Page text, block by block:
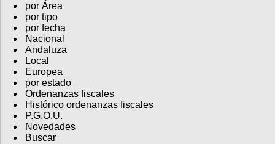
por Área
por tipo
por fecha
Nacional
Andaluza
Local
Europea
por estado
Ordenanzas fiscales
Histórico ordenanzas fiscales
P.G.O.U.
Novedades
Buscar